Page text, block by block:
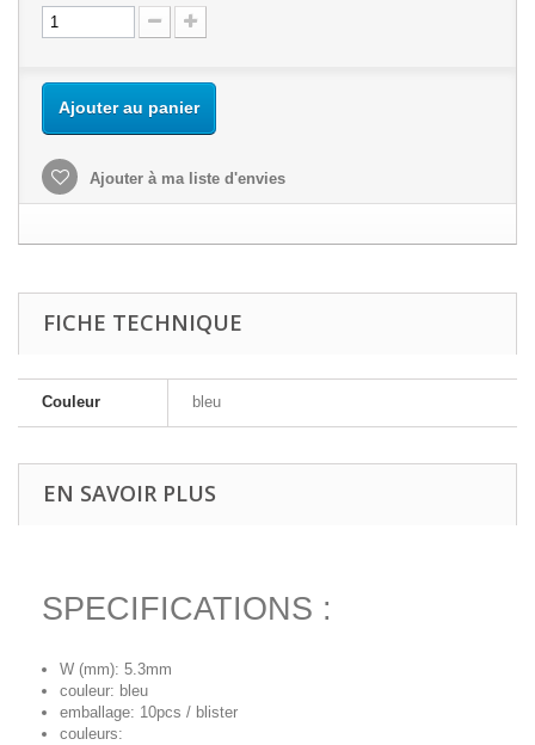
Ajouter au panier
Ajouter à ma liste d'envies
FICHE TECHNIQUE
Couleur bleu
EN SAVOIR PLUS
SPECIFICATIONS :
W (mm): 5.3mm
couleur: bleu
emballage: 10pcs / blister
couleurs: